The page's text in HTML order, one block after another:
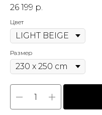
26 199 р.
Цвет
Размер